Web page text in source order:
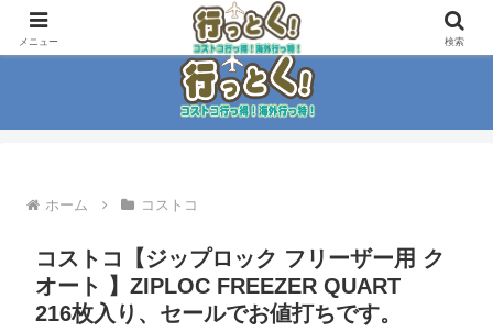
コストコ大好き家族がイチ押商品紹介！！
ホーム コストコ
コストコ【ジップロック フリーザー用 ク
オート 】ZIPLOC FREEZER QUART
216枚入り、セールでお値打ちです。
メニュー 検索